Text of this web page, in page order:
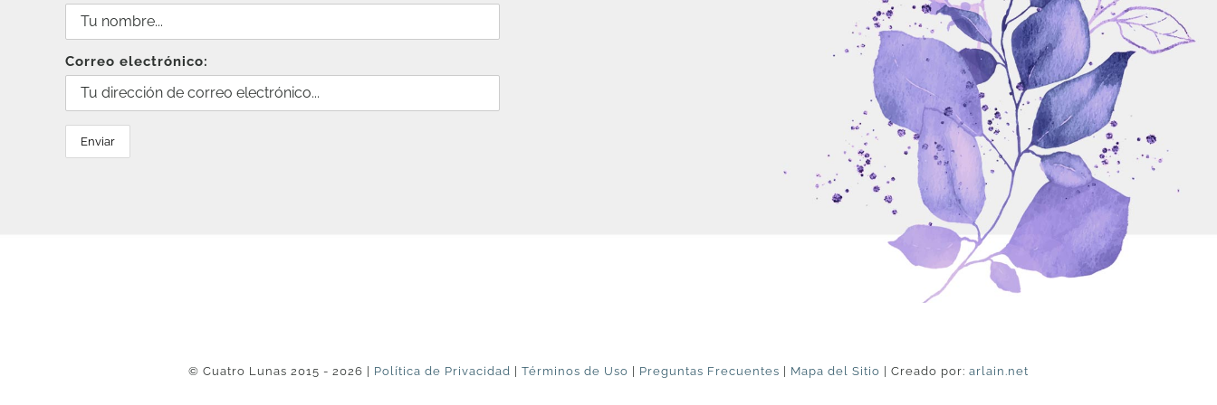
Correo electrónico:
© Cuatro Lunas 2015 - 2026 | Política de Privacidad | Términos de Uso | Preguntas Frecuentes | Mapa del Sitio | Creado por: arlain.net